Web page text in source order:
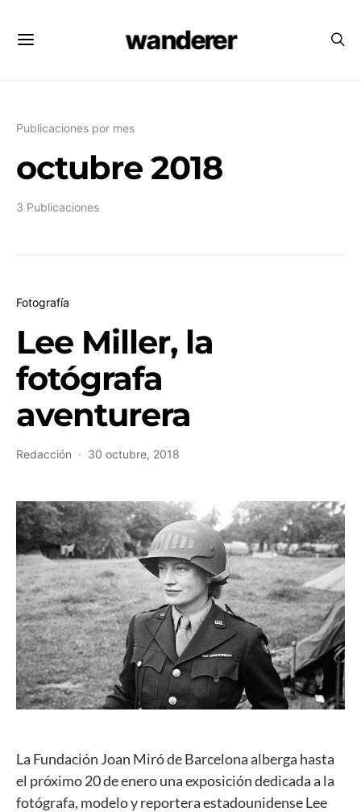
wanderer
Publicaciones por mes
octubre 2018
3 Publicaciones
Fotografía
Lee Miller, la
fotógrafa
aventurera
Redacción 30 octubre, 2018
La Fundación Joan Miró de Barcelona alberga hasta
el próximo 20 de enero una exposición dedicada a la
fotógrafa, modelo y reportera estadounidense Lee